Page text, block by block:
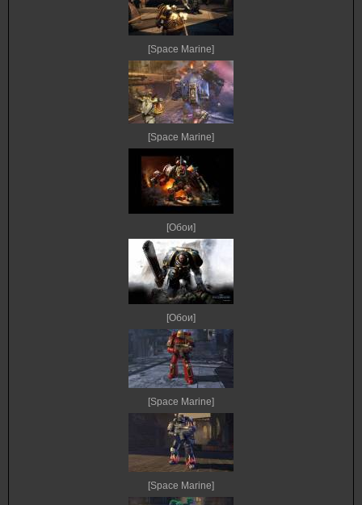
[Space Marine]
[Space Marine]
[Обои]
[Обои]
[Space Marine]
[Space Marine]